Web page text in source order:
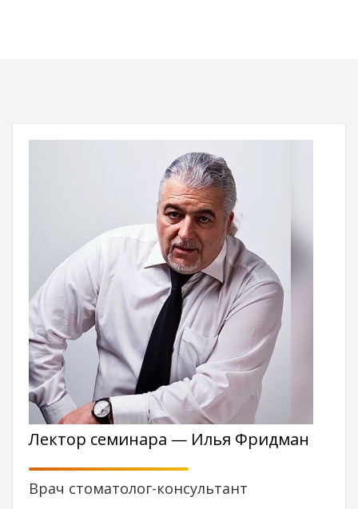
Лектор семинара — Илья Фридман
Врач стоматолог-консультант